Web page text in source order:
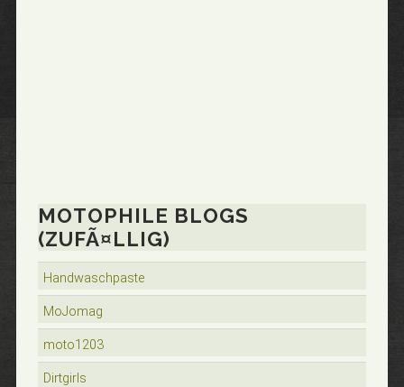
MOTOPHILE BLOGS
(ZUFÃ¤LLIG)
Handwaschpaste
MoJomag
moto1203
Dirtgirls